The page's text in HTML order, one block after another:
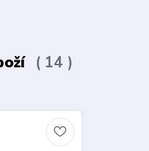
14